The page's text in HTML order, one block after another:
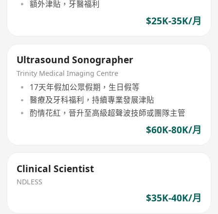
額外津貼，牙醫福利
$25K-35K/月
Ultrasound Sonographer
Trinity Medical Imaging Centre
17天年假加公眾假期，生日假等
醫療及牙科福利，持續專業發展津貼
酌情花紅，晉升至高級超聲波技師或團隊主管
$60K-80K/月
Clinical Scientist
NDLESS
$35K-40K/月